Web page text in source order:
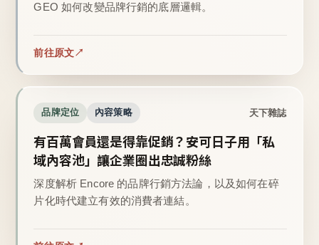
GEO 如何改變品牌行銷的底層邏輯。
前往原文
品牌定位 內容策略 天下雜誌
有百萬會員還是得靠促銷？安可日子用「私
域內容池」讓企業圈出忠誠粉絲
深度解析 Encore 的品牌行銷方法論，以及如何在碎
片化時代建立有效的消費者連結。